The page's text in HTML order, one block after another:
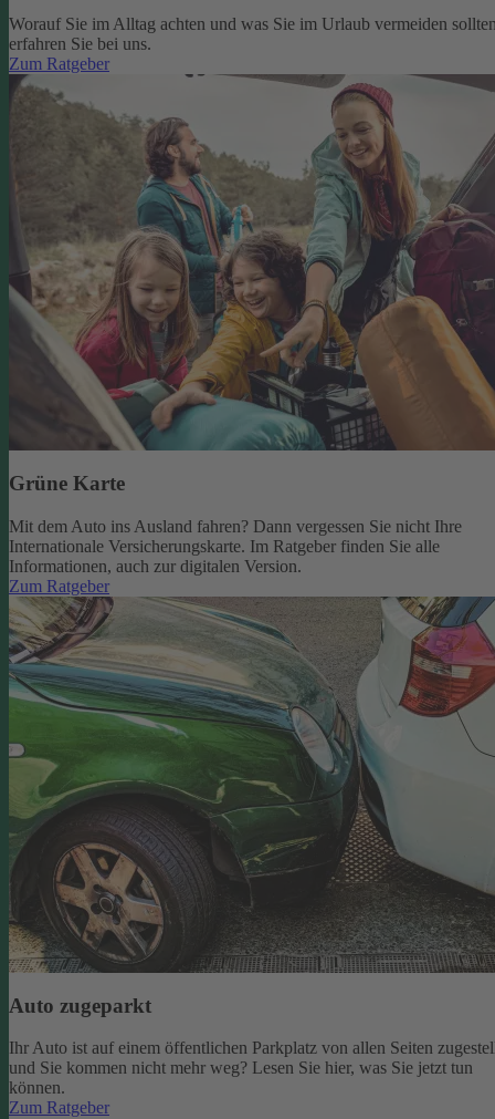
Worauf Sie im Alltag achten und was Sie im Urlaub vermeiden
erfahren Sie bei uns.
Zum Ratgeber
Grüne Karte
Mit dem Auto ins Ausland fahren? Dann vergessen Sie nicht Ihre
Internationale Versicherungskarte. Im Ratgeber finden Sie alle
Informationen, auch zur digitalen Version.
Zum Ratgeber
Auto zugeparkt
Ihr Auto ist auf einem öffentlichen Parkplatz von allen Seiten
und Sie kommen nicht mehr weg? Lesen Sie hier, was Sie jetzt tun
können.
Zum Ratgeber